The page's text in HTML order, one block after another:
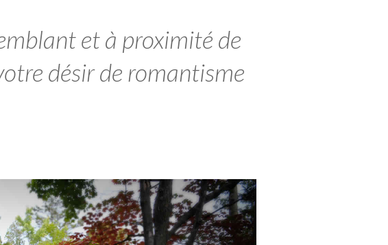
et à proximité de
désir de romantisme